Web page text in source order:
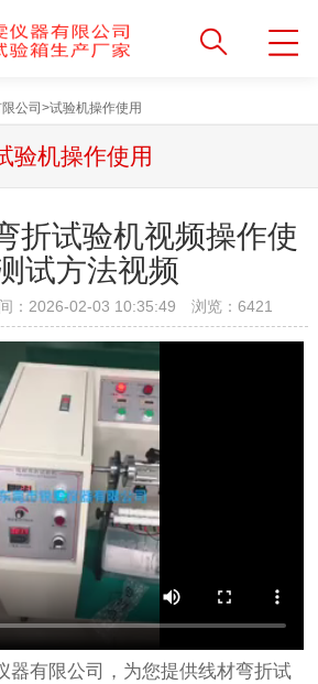
公司 >试验机操作使用
验机操作使用
折试验机视频操作使
试方法视频
：2026-02-03 10:35:49 浏览： 6421
限公司，为您提供线材弯折试